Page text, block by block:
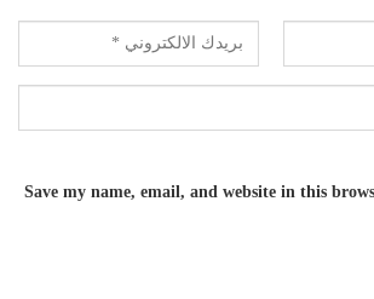
Save my name, email, and website in this